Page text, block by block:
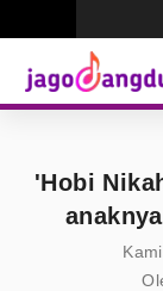
'Hobi